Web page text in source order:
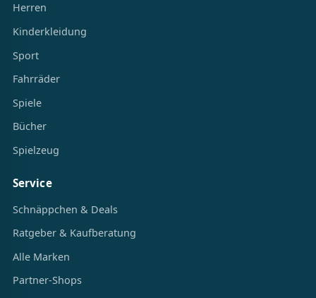
Herren
Kinderkleidung
Sport
Fahrräder
Spiele
Bücher
Spielzeug
Service
Schnäppchen & Deals
Ratgeber & Kaufberatung
Alle Marken
Partner-Shops